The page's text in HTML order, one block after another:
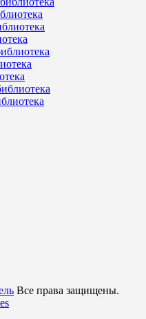
Все права защищены.